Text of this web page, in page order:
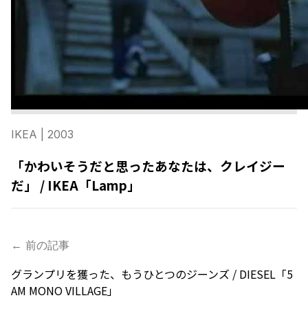
IKEA | 2003
「かわいそうだと思ったあなたは、クレイジー
だ」 / IKEA「Lamp」
← 前の記事
グランプリを獲った、もうひとつのジーンズ / DIESEL「5
AM MONO VILLAGE」